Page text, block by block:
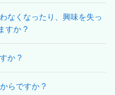
なくなったり、興味を失っ
すか ?
か ?
らですか ?